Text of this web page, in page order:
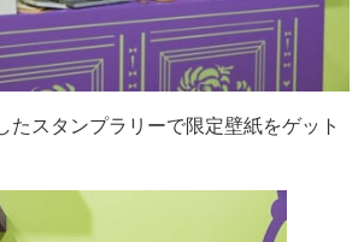
たスタンプラリーで限定壁紙をゲット